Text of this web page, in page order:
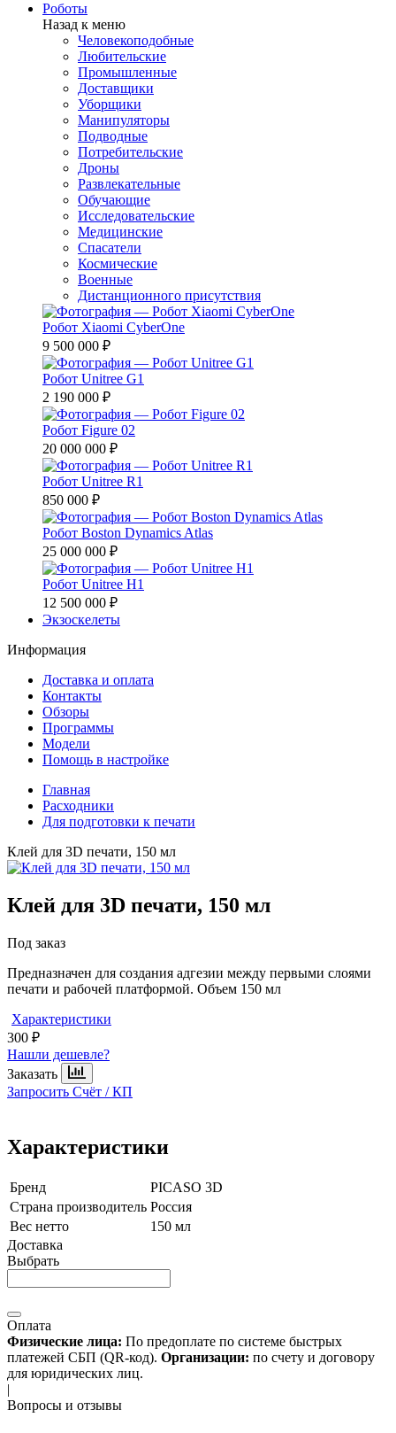
Роботы
Назад к меню
Человекоподобные
Любительские
Промышленные
Доставщики
Уборщики
Манипуляторы
Подводные
Потребительские
Дроны
Развлекательные
Обучающие
Исследовательские
Медицинские
Спасатели
Космические
Военные
Дистанционного присутствия
Робот Xiaomi CyberOne
9 500 000 ₽
Робот Unitree G1
2 190 000 ₽
Робот Figure 02
20 000 000 ₽
Робот Unitree R1
850 000 ₽
Робот Boston Dynamics Atlas
25 000 000 ₽
Робот Unitree H1
12 500 000 ₽
Экзоскелеты
Информация
Доставка и оплата
Контакты
Обзоры
Программы
Модели
Помощь в настройке
Главная
Расходники
Для подготовки к печати
Клей для 3D печати, 150 мл
Клей для 3D печати, 150 мл
Под заказ
Предназначен для создания адгезии между первыми слоями
печати и рабочей платформой. Объем 150 мл
Характеристики
300 ₽
Нашли дешевле?
Заказать
Запросить Счёт / КП
Характеристики
Бренд
PICASO 3D
Страна производитель Россия
Вес нетто
150 мл
Доставка
Выбрать
Оплата
Физические лица: По предоплате по системе быстрых
платежей СБП (QR-код). Организации: по счету и договору
для юридических лиц.
|
Вопросы и отзывы